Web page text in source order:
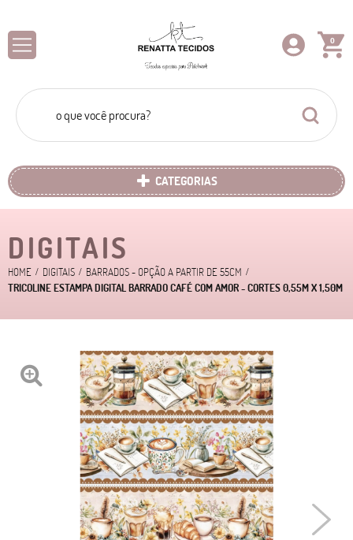
0
CATEGORIAS
DIGITAIS
HOME DIGITAIS
BARRADOS - OPÇÃO A PARTIR DE 55CM
TRICOLINE ESTAMPA DIGITAL BARRADO CAFÉ COM AMOR - CORTES 0,55M X 1,50M